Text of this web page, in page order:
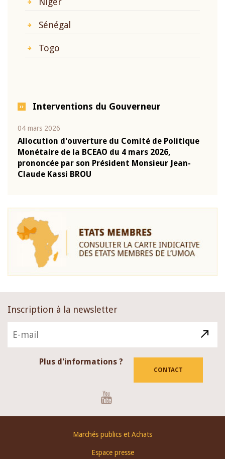
Sénégal
Togo
Interventions du Gouverneur
04 mars 2026
Allocution d'ouverture du Comité de Politique
Monétaire de la BCEAO du 4 mars 2026,
prononcée par son Président Monsieur Jean-
Claude Kassi BROU
Inscription à la newsletter
Plus d'informations ?
CONTACT
Marchés publics et Achats
Espace presse